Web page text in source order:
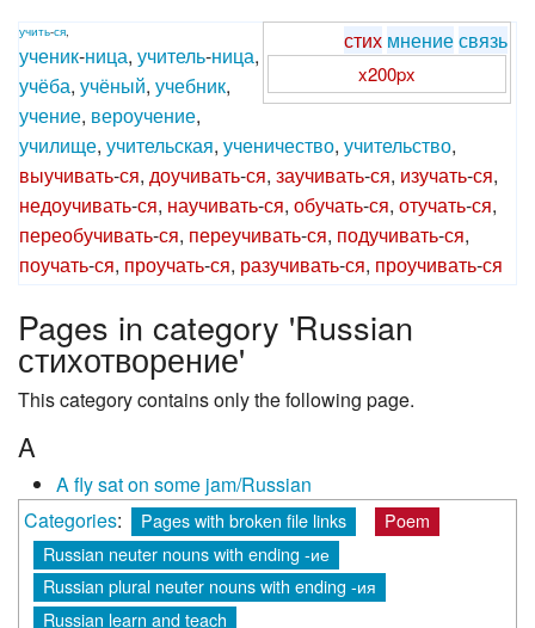
стих мнениесвязь
x200px
учить-ся,
ученик-ница, учитель-ница,
учёба, учёный, учебник,
учение, вероучение,
училище, учительская, ученичество, учительство,
выучивать-ся, доучивать-ся, заучивать-ся, изучать-ся,
недоучивать-ся, научивать-ся, обучать-ся, отучать-ся,
переобучивать-ся, переучивать-ся, подучивать-ся,
поучать-ся, проучать-ся, разучивать-ся, проучивать-ся
Pages in category 'Russian
стихотворение'
This category contains only the following page.
A
A fly sat on some jam/Russian
Categories: Pages with broken file links
Poem
Russian neuter nouns with ending -ие
Russian plural neuter nouns with ending -ия
Russian learn and teach